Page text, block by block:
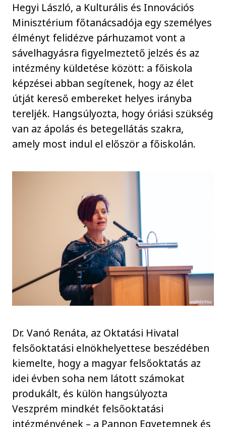
Hegyi László, a Kulturális és Innovációs
Minisztérium főtanácsadója egy személyes
élményt felidézve párhuzamot vont a
sávelhagyásra figyelmeztető jelzés és az
intézmény küldetése között: a főiskola
képzései abban segítenek, hogy az élet
útját kereső embereket helyes irányba
tereljék. Hangsúlyozta, hogy óriási szükség
van az ápolás és betegellátás szakra,
amely most indul el először a főiskolán.
Dr. Vanó Renáta, az Oktatási Hivatal
felsőoktatási elnökhelyettese beszédében
kiemelte, hogy a magyar felsőoktatás az
idei évben soha nem látott számokat
produkált, és külön hangsúlyozta
Veszprém mindkét felsőoktatási
intézményének – a Pannon Egyetemnek és